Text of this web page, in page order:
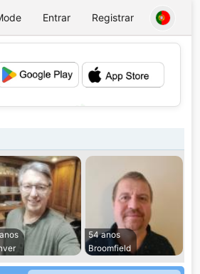
Entrar Registrar
54 anos
Broomfield